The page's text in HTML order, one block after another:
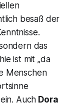
besaß der
das
ist mit „da
Menschen
Auch Dora